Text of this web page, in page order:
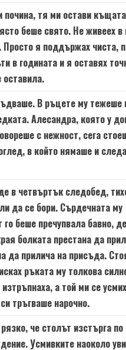
почина, тя ми остави
беше свято. Не живеех в
Просто я поддържах чиста,
в годината и я оставях
В ръцете му тежеше
Алесандра, която у
с нежност, сега
в който нямаше и
в четвъртък следобед,
да се бори. Сърдечната му
го беше пречупвала бавно,
болката престана да
да прилича на присъда.
ръката му толкова
а той ми се
тръгваше нарочно.
че столът изстърга
Усмивките наоколо